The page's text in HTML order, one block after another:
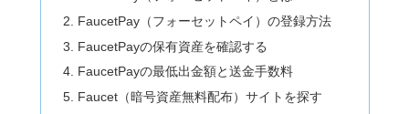
FaucetPay（フォーセットペイ）の登録方法
FaucetPayの保有資産を確認する
FaucetPayの最低出金額と送金手数料
Faucet（暗号資産無料配布）サイトを探す